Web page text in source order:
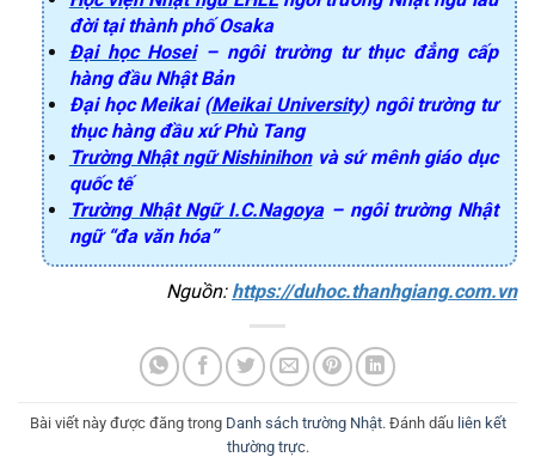
đời tại thành phố Osaka
Đại học Hosei– ngôi trường tư thục đẳng cấp
hàng đầu Nhật Bản
Đại học Meikai (Meikai University) ngôi trường tư
thục hàng đầu xứ Phù Tang
Trường Nhật ngữ Nishinihonvà sứ mênh giáo dục
quốc tế
Trường Nhật Ngữ I.C.Nagoya– ngôi trường Nhật
ngữ “đa văn hóa”
Nguồn: https://duhoc.thanhgiang.com.vn
Bài viết này được đăng trong Danh sách trường Nhật. Đánh dấu liên kết
thường trực.